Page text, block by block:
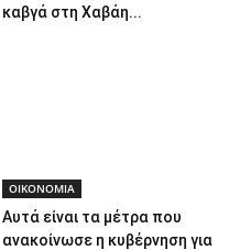
καβγά στη Χαβάη...
ΟΙΚΟΝΟΜΙΑ
Αυτά είναι τα μέτρα που
ανακοίνωσε η κυβέρνηση για